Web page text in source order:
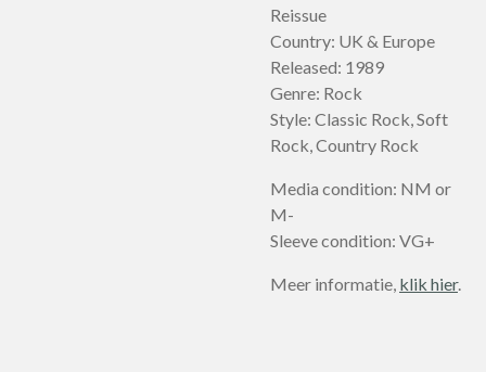
Reissue
Country: UK & Europe
Released: 1989
Genre: Rock
Style: Classic Rock, Soft
Rock, Country Rock
Media condition: NM or
M-
Sleeve condition: VG+
Meer informatie, klik hier.